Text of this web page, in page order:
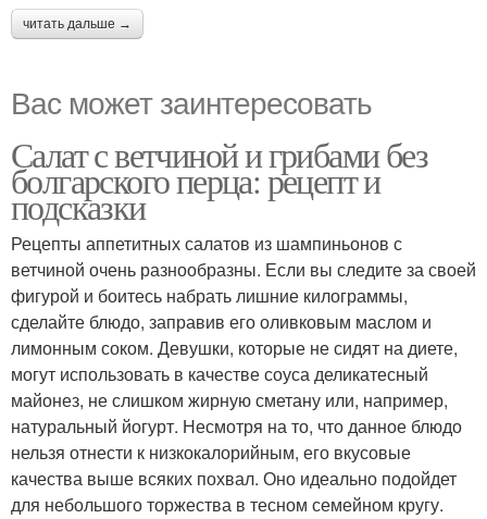
читать дальше →
Вас может заинтересовать
Салат с ветчиной и грибами без
болгарского перца: рецепт и
подсказки
Рецепты аппетитных салатов из шампиньонов с
ветчиной очень разнообразны. Если вы следите за своей
фигурой и боитесь набрать лишние килограммы,
сделайте блюдо, заправив его оливковым маслом и
лимонным соком. Девушки, которые не сидят на диете,
могут использовать в качестве соуса деликатесный
майонез, не слишком жирную сметану или, например,
натуральный йогурт. Несмотря на то, что данное блюдо
нельзя отнести к низкокалорийным, его вкусовые
качества выше всяких похвал. Оно идеально подойдет
для небольшого торжества в тесном семейном кругу.